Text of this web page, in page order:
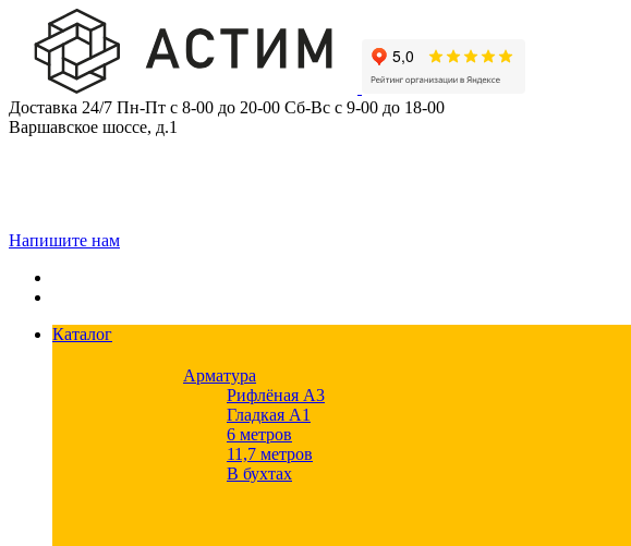
content
Доставка 24/7 Пн-Пт с 8-00 до 20-00 Сб-Вс с 9-00 до 18-00
Варшавское шоссе, д.1
Напишите нам
Каталог
Арматура
Рифлёная А3
Гладкая А1
6 метров
11,7 метров
В бухтах